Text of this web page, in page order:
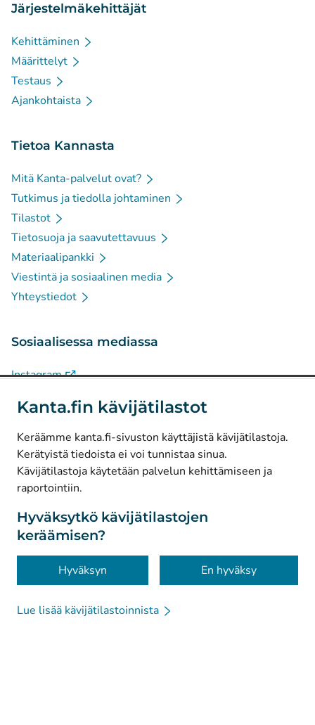
Kanta.fin kävijätilastot
Keräämme kanta.fi-sivuston käyttäjistä kävijätilastoja.
Kerätyistä tiedoista ei voi tunnistaa sinua.
Kävijätilastoja käytetään palvelun kehittämiseen ja
raportointiin.
Hyväksytkö kävijätilastojen
keräämisen?
Hyväksyn En hyväksy
Lue lisää kävijätilastoinnista
Järjestelmäkehittäjät
Kehittäminen
Määrittelyt
Testaus
Ajankohtaista
Tietoa Kannasta
Mitä Kanta-palvelut ovat?
Tutkimus ja tiedolla johtaminen
Tilastot
Tietosuoja ja saavutettavuus
Materiaalipankki
Viestintä ja sosiaalinen media
Yhteystiedot
Sosiaalisessa mediassa
Instagram(Avautuu uuteen välilehteen)
Facebook(Avautuu uuteen välilehteen)
© Kanta-Palvelut, Kansaneläkelaitos
Tietosuoja
Tietoa sivustosta
Saavutettavuus
Evästeet